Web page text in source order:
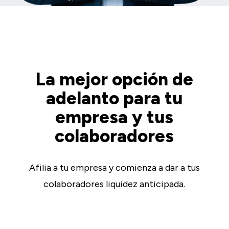
La mejor opción de
adelanto para tu
empresa y tus
colaboradores
Afilia a tu empresa y comienza a dar a tus
colaboradores liquidez anticipada.